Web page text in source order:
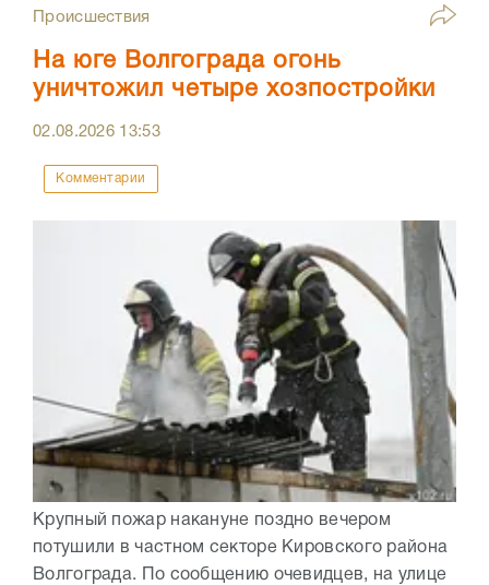
Происшествия
На юге Волгограда огонь
уничтожил четыре хозпостройки
02.08.2026 13:53
Комментарии
Крупный пожар накануне поздно вечером
потушили в частном секторе Кировского района
Волгограда. По сообщению очевидцев, на улице